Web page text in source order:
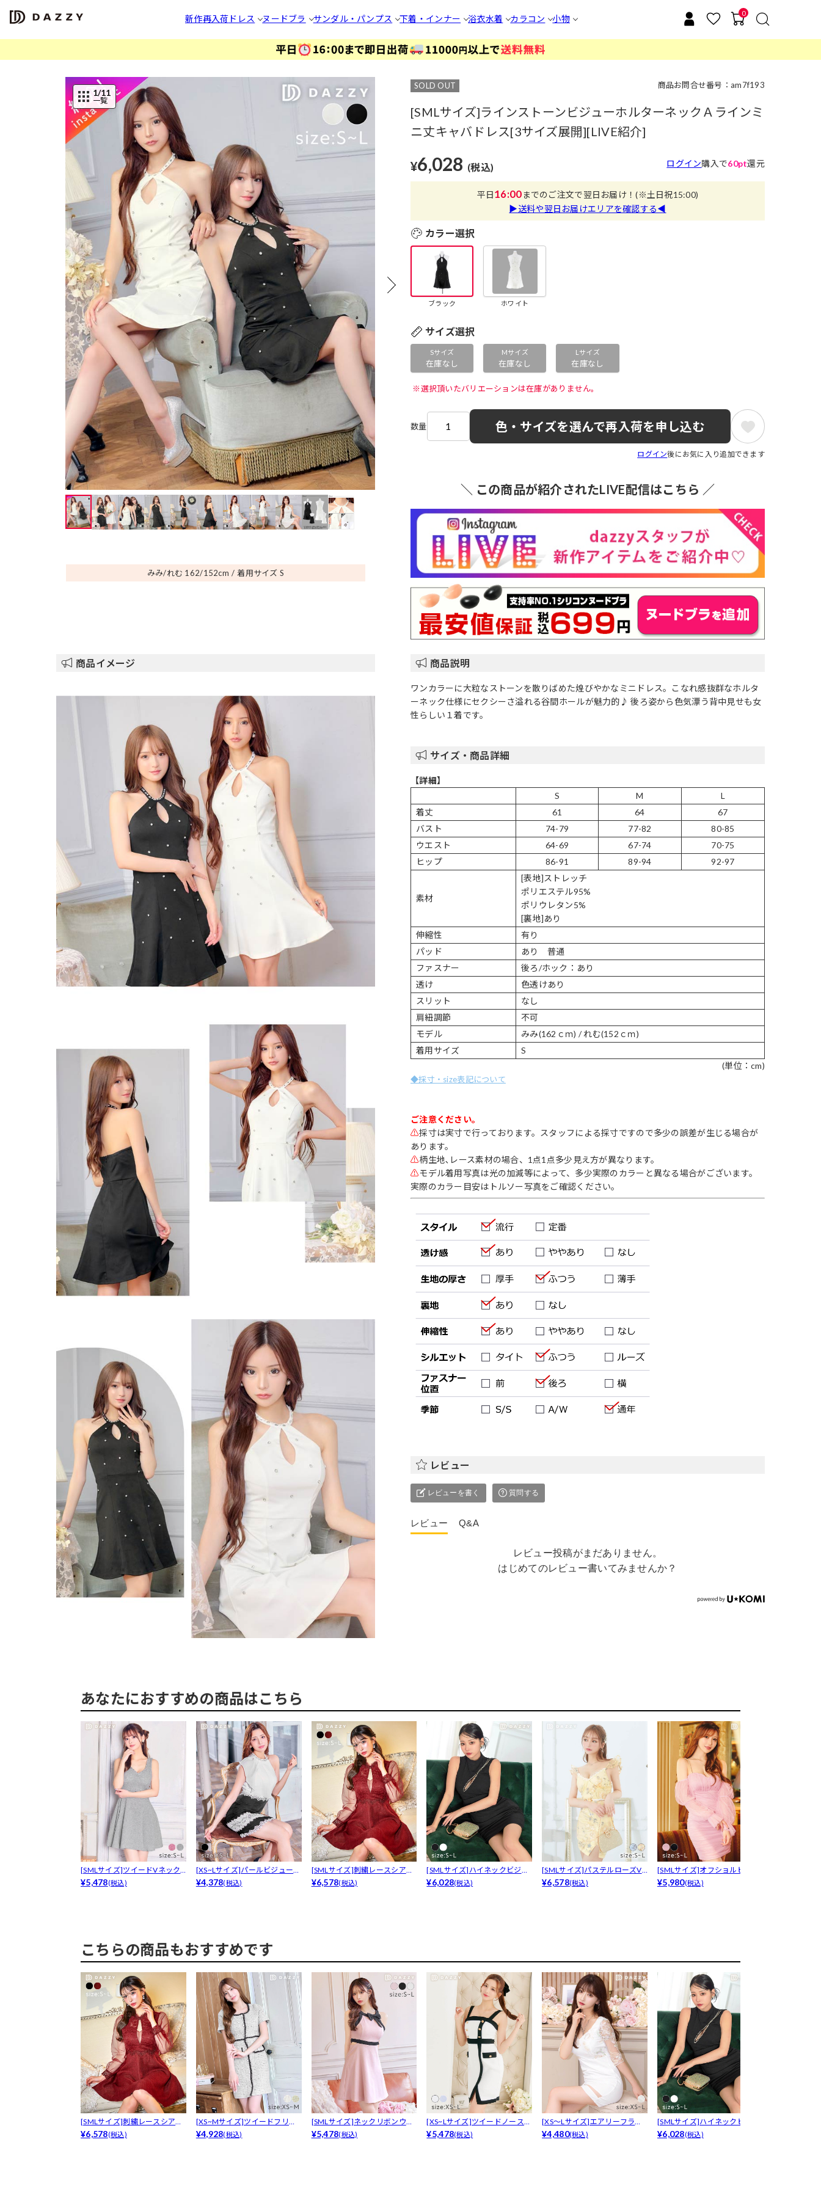
新作再入荷 ドレス ヌードブラ サンダル・パンプス 下着・インナー 浴衣水着 カラコン 小物
0
1/11
一覧
みみ/れむ 162/152cm 着用サイズ S
SOLD OUT 商品お問合せ番号：am7f193
[SMLサイズ]ラインストーンビジューホルターネックＡラインミ
ニ丈キャバドレス[3サイズ展開][LIVE紹介]
¥6,028 (税込) ログイン購入で60pt還元
平日16:00までのご注文で翌日お届け！(※土日祝15:00)
▶送料や翌日お届けエリアを確認する◀
カラー選択
ブラック ホワイト
サイズ選択
Sサイズ
在庫なし
Mサイズ
在庫なし
Lサイズ
在庫なし
※選択頂いたバリエーションは在庫がありません。
数量 色・サイズを選んで再入荷を申し込む
ログイン後にお気に入り追加できます
＼ この商品が紹介されたLIVE配信はこちら ／
商品イメージ 商品説明
ワンカラーに大粒なストーンを散りばめた煌びやかなミニドレス。こなれ感抜群なホルタ
ーネック仕様にセクシーさ溢れる谷間ホールが魅力的♪ 後ろ姿から色気漂う背中見せも女
性らしい１着です。
サイズ・商品詳細
【詳細】
S
M
L
着丈
61 64
67
バスト
74-79 77-82
80-85
ウエスト
64-69 67-74
70-75
ヒップ
86-91 89-94 92-97
素材
[表地]ストレッチ
ポリエステル95%
ポリウレタン5%
[裏地]あり
伸縮性
有り
パッド
あり 普通
ファスナー
後ろ/ホック：あり
透け
色透けあり
スリット
なし
肩紐調節
不可
モデル
みみ(162ｃｍ) / れむ(152ｃｍ)
着用サイズ
S
(単位：cm)
◆採寸・size表記について
ご注意ください。
⚠採寸は実寸で行っております。スタッフによる採寸ですので多少の誤差が生じる場合が
あります。
⚠柄生地､レース素材の場合、1点1点多少見え方が異なります。
⚠モデル着用写真は光の加減等によって、多少実際のカラーと異なる場合がございます。
実際のカラー目安はトルソー写真をご確認ください。
レビュー
レビューを書く 質問する
レビュー Q&A
レビュー投稿がまだありません。
はじめてのレビュー書いてみませんか？
あなたにおすすめの商品はこちら
[SMLサイズ]ツイードVネック
ビジュ...
¥5,478(税込)
[XS~Lサイズ]パールビジューア
メス...
¥4,378(税込)
[SMLサイズ]刺繍レースシアー
ホール...
¥6,578(税込)
[SMLサイズ]ハイネックビジュ
ーアシ...
¥6,028(税込)
[SMLサイズ]パステルローズV
ネック...
¥6,578(税込)
[SMLサイズ]オフショルビジュ
ースト...
¥5,980(税込)
こちらの商品もおすすめです
[SMLサイズ]刺繍レースシアー
ホール...
¥6,578(税込)
[XS~Mサイズ]ツイードフリン
ジライ...
¥4,928(税込)
[SMLサイズ]ネックリボンウエ
ストカ...
¥5,478(税込)
[XS~Lサイズ]ツイードノースリ
ーブ...
¥5,478(税込)
[XS～Lサイズ]エアリーフラワ
ーパー...
¥4,480(税込)
[SMLサイズ]ハイネックビジュ
ーアシ...
¥6,028(税込)